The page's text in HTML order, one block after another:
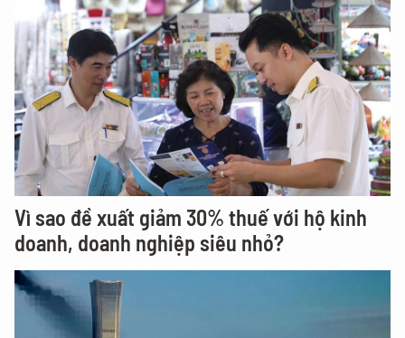
Vì sao đề xuất giảm 30% thuế với hộ kinh
doanh, doanh nghiệp siêu nhỏ?